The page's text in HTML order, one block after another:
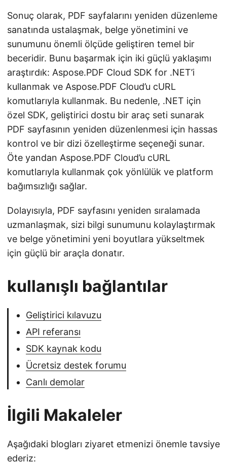
Sonuç olarak, PDF sayfalarını yeniden düzenleme
sanatında ustalaşmak, belge yönetimini ve
sunumunu önemli ölçüde geliştiren temel bir
beceridir. Bunu başarmak için iki güçlü yaklaşımı
araştırdık: Aspose.PDF Cloud SDK for .NET’i
kullanmak ve Aspose.PDF Cloud’u cURL
komutlarıyla kullanmak. Bu nedenle, .NET için
özel SDK, geliştirici dostu bir araç seti sunarak
PDF sayfasının yeniden düzenlenmesi için hassas
kontrol ve bir dizi özelleştirme seçeneği sunar.
Öte yandan Aspose.PDF Cloud’u cURL
komutlarıyla kullanmak çok yönlülük ve platform
bağımsızlığı sağlar.
Dolayısıyla, PDF sayfasını yeniden sıralamada
uzmanlaşmak, sizi bilgi sunumunu kolaylaştırmak
ve belge yönetimini yeni boyutlara yükseltmek
için güçlü bir araçla donatır.
kullanışlı bağlantılar
Geliştirici kılavuzu
API referansı
SDK kaynak kodu
Ücretsiz destek forumu
Canlı demolar
İlgili Makaleler
Aşağıdaki blogları ziyaret etmenizi önemle tavsiye
ederiz: